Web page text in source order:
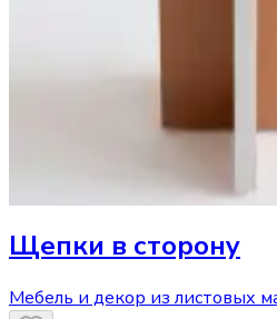
Щепки в сторону
Мебель и декор из листовых